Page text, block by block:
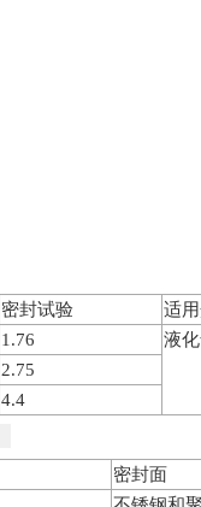
密封试验
适
1.76
液
2.75
4.4
密封面